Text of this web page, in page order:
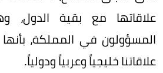
علاقاتها مع بقية الدول،
المسؤولون في المملكة،
علاقاتنا خليجياً وعربياً ودولياً.